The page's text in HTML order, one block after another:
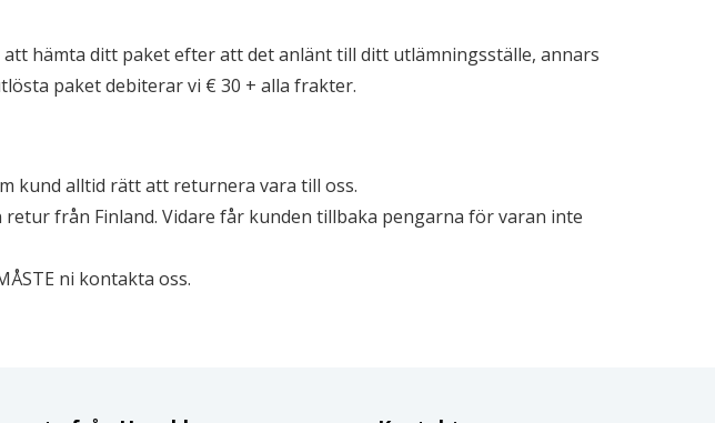
hämta ditt paket efter att det anlänt till ditt utlämningsställe, annars
paket debiterar vi € 30 + alla frakter.
kund alltid rätt att returnera vara till oss.
från Finland. Vidare får kunden tillbaka pengarna för varan inte
ni kontakta oss.